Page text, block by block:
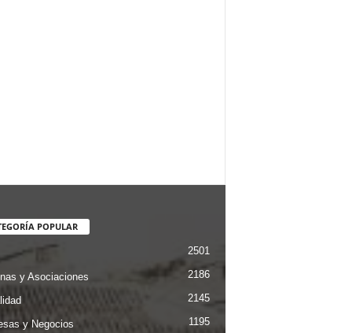
POPULAR
2501
y Asociaciones 2186
2145
y Negocios 1195